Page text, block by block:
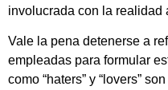
involucrada con la realidad
Vale la pena detenerse a
empleadas para formular
como “haters” y “lovers”